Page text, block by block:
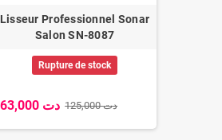
Lisseur Professionnel Sonar
Salon SN-8087
Rupture de stock
63,000 دت 125,000 دت